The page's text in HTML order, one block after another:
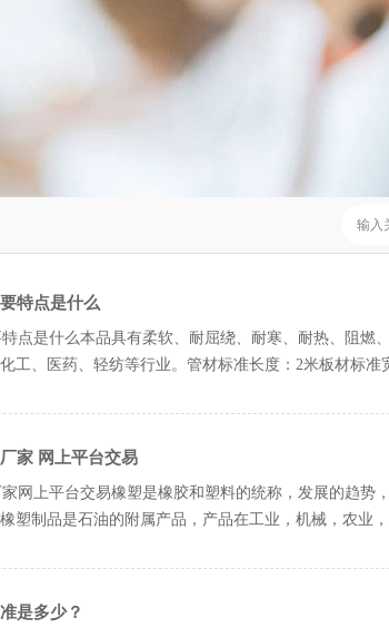
特点是什么
点是什么本品具有柔软、耐屈绕、耐寒、耐热、阻燃
工、医药、轻纺等行业。管材标准长度：2米板材标
家 网上平台交易
网上平台交易橡塑是橡胶和塑料的统称，发展的趋势
塑制品是石油的附属产品，产品在工业，机械，农业
是多少？